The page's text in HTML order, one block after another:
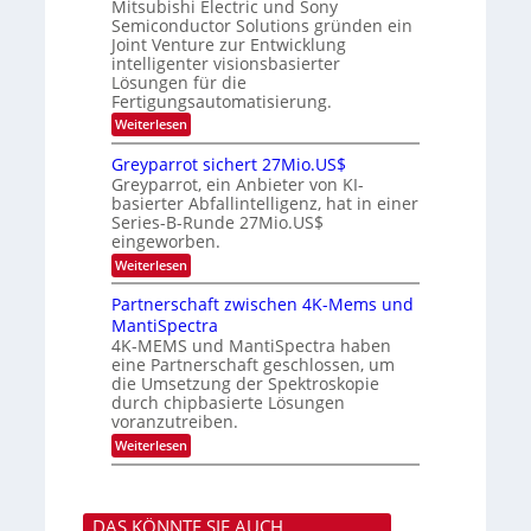
n
d
s
t
e
n
H
a
l
b
j
a
h
r
m
m
t
i
n
d
e
r
D
A
C
H
-
I
n
d
u
s
t
r
e
z
u
k
-
K
u
r
s
v
o
n
P
h
o
t
o
n
i
c
s
H
u
Mitsubishi Electric und Sony
Semiconductor Solutions gründen ein
Joint Venture zur Entwicklung
intelligenter visionsbasierter
Lösungen für die
Fertigungsautomatisierung.
Weiterlesen:
M
t
s
u
b
i
s
h
i
E
l
t
r
i
c
u
n
d
n
Greyparrot sichert 27Mio.US$
Greyparrot, ein Anbieter von KI-
basierter Abfallintelligenz, hat in einer
Series-B-Runde 27Mio.US$
eingeworben.
Weiterlesen:
G
r
e
y
p
a
r
r
o
t
s
i
e
Partnerschaft zwischen 4K-Mems und
MantiSpectra
4K-MEMS und MantiSpectra haben
eine Partnerschaft geschlossen, um
die Umsetzung der Spektroskopie
durch chipbasierte Lösungen
voranzutreiben.
Weiterlesen:
P
t
n
DAS KÖNNTE SIE AUCH